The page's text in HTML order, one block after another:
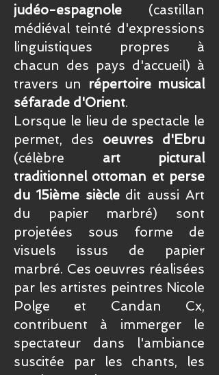
judéo-espagnole (castillan
médiéval teinté d'expressions
linguistiques propres à
chacun des pays d'accueil) à
travers un
répertoire musical
séfarade d'Orient.
Lorsque le lieu de spectacle le
permet, des oeuvres d'Ebru
(célèbre art pictural
traditionnel ottoman et perse
du 15ième siècle dit aussi Art
du papier marbré) sont
projetées sous forme de
visuels issus de papier
marbré. Ces oeuvres réalisées
par les artistes peintres Nicole
Polge et Candan Cx,
contribuent à immerger le
spectateur dans l'ambiance
suscitée par les chants, les